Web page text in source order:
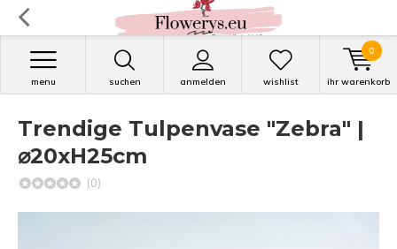
suchen anmelden
menu wishlist ihr warenkorb
0
Trendige Tulpenvase "Zebra" |
⌀20xH25cm
(0)